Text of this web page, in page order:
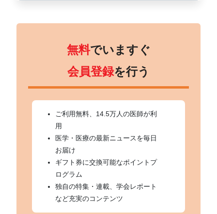
無料でいますぐ
会員登録を行う
ご利用無料、14.5万人の医師が利
用
医学・医療の最新ニュースを毎日
お届け
ギフト券に交換可能なポイントプ
ログラム
独自の特集・連載、学会レポート
など充実のコンテンツ